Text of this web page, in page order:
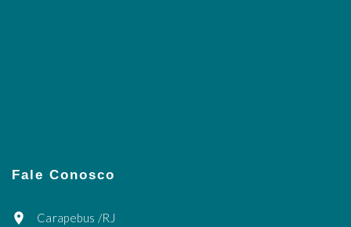
Fale Conosco
Carapebus /RJ